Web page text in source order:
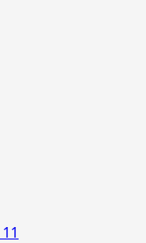
11